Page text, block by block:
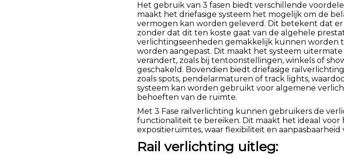
Het gebruik van 3 fasen biedt verschillende
maakt het driefasige systeem het mogelijk om de
vermogen kan worden geleverd. Dit betekent dat
zonder dat dit ten koste gaat van de algehele
verlichtingseenheden gemakkelijk kunnen worden
worden aangepast. Dit maakt het systeem
verandert, zoals bij tentoonstellingen, winkels of
geschakeld. Bovendien biedt driefasige
zoals spots, pendelarmaturen of track lights,
systeem kan worden gebruikt voor algemene
behoeften van de ruimte.
Met 3 Fase railverlichting kunnen gebruikers de
functionaliteit te bereiken. Dit maakt het ideaal
expositieruimtes, waar flexibiliteit en aanpasbaarheid
Rail verlichting uitleg: